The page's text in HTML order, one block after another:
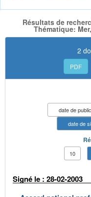
Résultats de
Thématique:
2
PDF
date de
date de
10
Signé le : 28-02-2003